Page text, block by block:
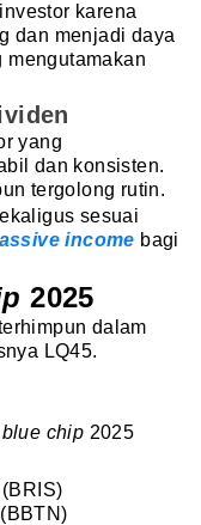
karena
dan menjadi daya
mengutamakan
yang
dan konsisten.
tergolong rutin.
sesuai
income bagi
2025
dalam
LQ45.
blue chip 2025